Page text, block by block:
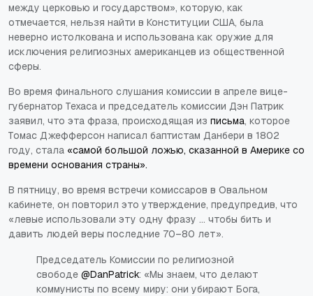
между церковью и государством», которую, как
отмечается, нельзя найти в Конституции США, была
неверно истолкована и использована как оружие для
исключения религиозных американцев из общественной
сферы.
Во время финального слушания комиссии в апреле вице-
губернатор Техаса и председатель комиссии Дэн Патрик
заявил, что эта фраза, происходящая из письма, которое
Томас Джефферсон написал баптистам Данбери в 1802
году, стала «самой большой ложью, сказанной в Америке со
времени основания страны».
В пятницу, во время встречи комиссаров в Овальном
кабинете, он повторил это утверждение, предупредив, что
«левые использовали эту одну фразу ... чтобы бить и
давить людей веры последние 70–80 лет».
Председатель Комиссии по религиозной
свободе @DanPatrick: «Мы знаем, что делают
коммунисты по всему миру: они убирают Бога,